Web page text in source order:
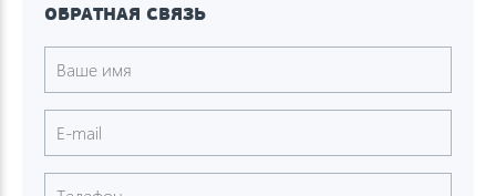
ОБРАТНАЯ СВЯЗЬ